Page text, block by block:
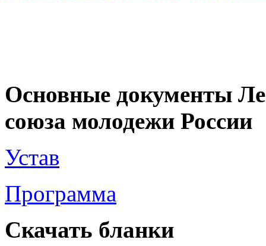
Основные документы
союза молодежи России
Устав
Программа
Скачать бланки